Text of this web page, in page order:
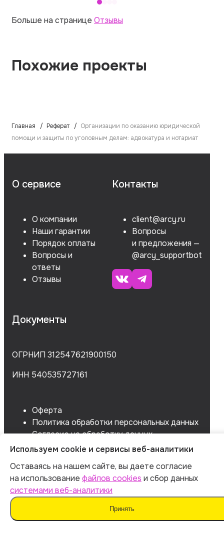
Больше на странице Отзывы
Похожие проекты
Главная Реферат
Организации по оказанию юридической
помощи и защиты по уголовным делам: адвокатура и нотариат
О сервисе
О компании
Наши гарантии
Порядок оплаты
Вопросы и
ответы
Отзывы
Контакты
client@arcy.ru
Вопросы
и предложения —
@arcy_supportbot
Документы
ОГРНИП 312547621900150
ИНН 540535727161
Оферта
Политика обработки персональных данных
Согласие на обработку данных
Согласие на сбор данных
Используем cookie и сервисы веб-аналитики
Оставаясь на нашем сайте, вы даете согласие
на использование файлов cookies и сбор данных
системами веб-аналитики
Принять